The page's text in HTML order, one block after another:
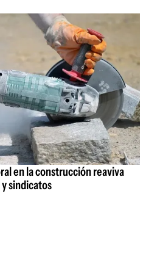
en la construcción reaviva
sindicatos